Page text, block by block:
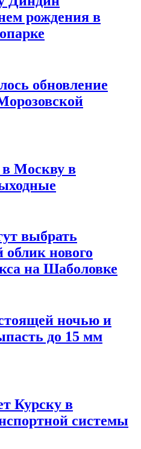
рождения в
обновление
Москву в
выбрать
нового
на Шаболовке
ночью и
до 15 мм
Курску в
системы